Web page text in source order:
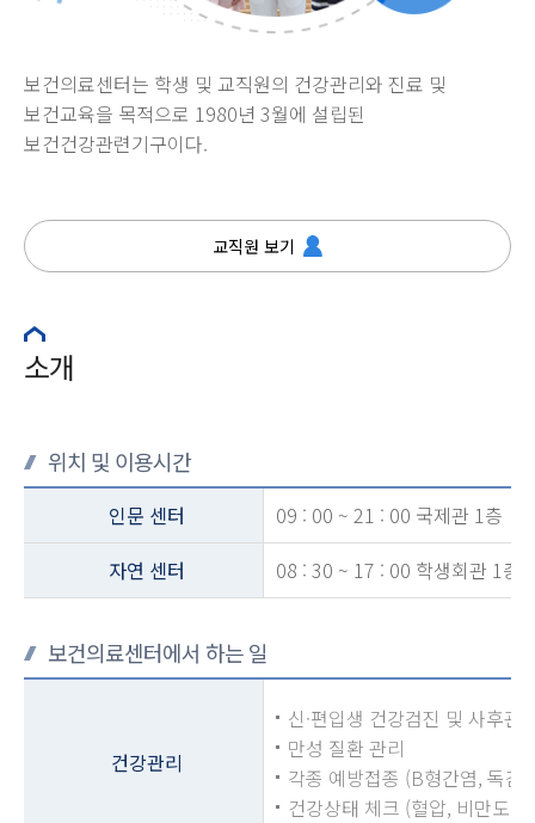
보건의료센터는 학생 및 교직원의 건강관리와 진료 및
보건교육을 목적으로 1980년 3월에 설립된
보건건강관련기구이다.
교직원 보기
소개
위치 및 이용시간
인문 센터
09 : 00 ~ 21 : 00 국제관 1층
자연 센터
08 : 30 ~ 17 : 00 학생회관 1층
보건의료센터에서 하는 일
건강관리
신·편입생 건강검진 및 사후
만성 질환 관리
각종 예방접종 (B형간염, 독감)
건강상태 체크 (혈압, 비만도,